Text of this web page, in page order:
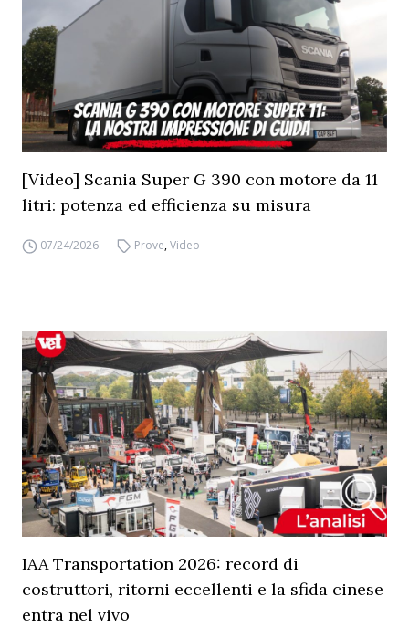
[Video] Scania Super G 390 con motore da 11
litri: potenza ed efficienza su misura
07/24/2026 Prove,Video
IAA Transportation 2026: record di
costruttori, ritorni eccellenti e la sfida cinese
entra nel vivo